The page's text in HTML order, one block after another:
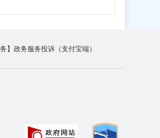
】政务服务投诉（支付宝端）